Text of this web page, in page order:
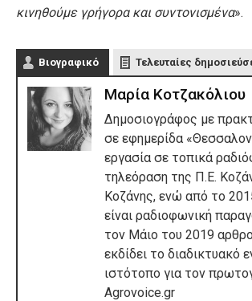
κινηθούμε γρήγορα και συντονισμένα».
Βιογραφικό Τελευταίες
Μαρία Κοτζακόλιου
Δημοσιογράφος με
σε εφημερίδα
εργασία σε τοπικά
τηλεόραση της Π.Ε.
Κοζάνης, ενώ από το
είναι ραδιοφωνική
τον Μάιο του 2019
εκδίδει το διαδικτυακό
ιστότοπο για τον
Agrovoice.gr